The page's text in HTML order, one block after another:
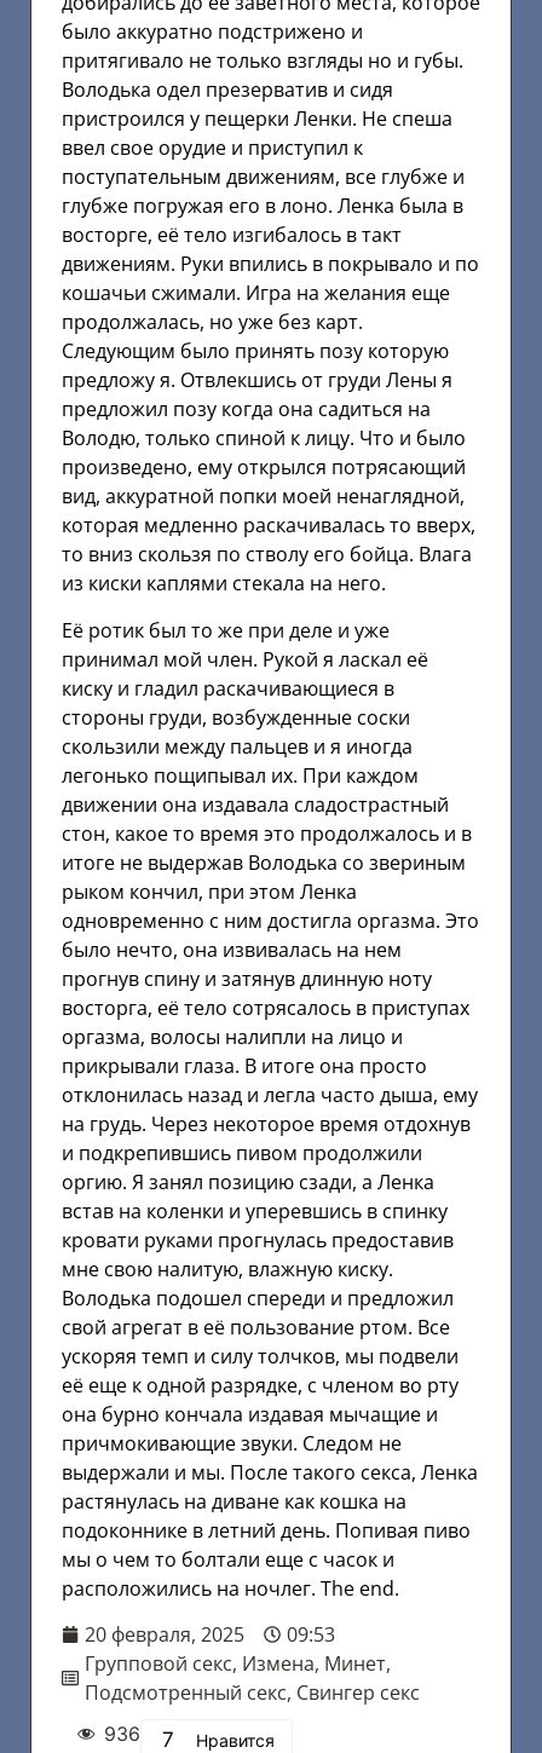
было аккуратно подстрижено и
притягивало не только взгляды но и губы.
Володька одел презерватив и сидя
пристроился у пещерки Ленки. Не спеша
ввел свое орудие и приступил к
поступательным движениям, все глубже и
глубже погружая его в лоно. Ленка была в
восторге, её тело изгибалось в такт
движениям. Руки впились в покрывало и по
кошачьи сжимали. Игра на желания еще
продолжалась, но уже без карт.
Следующим было принять позу которую
предложу я. Отвлекшись от груди Лены я
предложил позу когда она садиться на
Володю, только спиной к лицу. Что и было
произведено, ему открылся потрясающий
вид, аккуратной попки моей ненаглядной,
которая медленно раскачивалась то вверх,
то вниз скользя по стволу его бойца. Влага
из киски каплями стекала на него.
Её ротик был то же при деле и уже
принимал мой член. Рукой я ласкал её
киску и гладил раскачивающиеся в
стороны груди, возбужденные соски
скользили между пальцев и я иногда
легонько пощипывал их. При каждом
движении она издавала сладострастный
стон, какое то время это продолжалось и в
итоге не выдержав Володька со звериным
рыком кончил, при этом Ленка
одновременно с ним достигла оргазма. Это
было нечто, она извивалась на нем
прогнув спину и затянув длинную ноту
восторга, её тело сотрясалось в приступах
оргазма, волосы налипли на лицо и
прикрывали глаза. В итоге она просто
отклонилась назад и легла часто дыша, ему
на грудь. Через некоторое время отдохнув
и подкрепившись пивом продолжили
оргию. Я занял позицию сзади, а Ленка
встав на коленки и уперевшись в спинку
кровати руками прогнулась предоставив
мне свою налитую, влажную киску.
Володька подошел спереди и предложил
свой агрегат в её пользование ртом. Все
ускоряя темп и силу толчков, мы подвели
её еще к одной разрядке, с членом во рту
она бурно кончала издавая мычащие и
причмокивающие звуки. Следом не
выдержали и мы. После такого секса, Ленка
растянулась на диване как кошка на
подоконнике в летний день. Попивая пиво
мы о чем то болтали еще с часок и
расположились на ночлег. The end.
20 февраля, 2025
09:53
Групповой секс, Измена, Минет,
Подсмотренный секс, Свингер секс
936 7 Нравится